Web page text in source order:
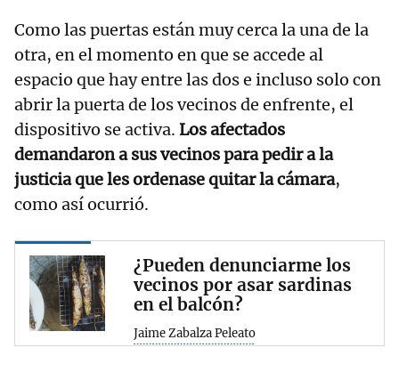
Como las puertas están muy cerca la una de la
otra, en el momento en que se accede al
espacio que hay entre las dos e incluso solo con
abrir la puerta de los vecinos de enfrente, el
dispositivo se activa. Los afectados
demandaron a sus vecinos para pedir a la
justicia que les ordenase quitar la cámara,
como así ocurrió.
¿Pueden denunciarme los
vecinos por asar sardinas
en el balcón?
Jaime Zabalza Peleato